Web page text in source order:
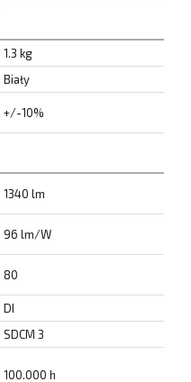
1.3 kg
Biały
+/-10%
1340 lm
96 lm/W
80
DI
SDCM 3
100.000 h